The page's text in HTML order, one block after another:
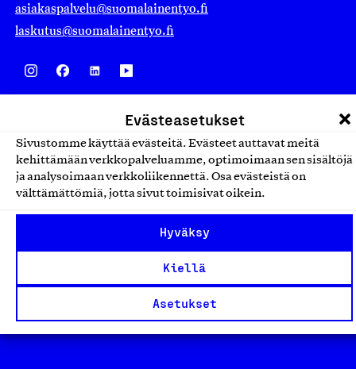
Evästeasetukset
Sivustomme käyttää evästeitä. Evästeet auttavat meitä
kehittämään verkkopalveluamme, optimoimaan sen sisältöjä
ja analysoimaan verkkoliikennettä. Osa evästeistä on
välttämättömiä, jotta sivut toimisivat oikein.
Hyväksy
Kiellä
Asetukset
asiakaspalvelu@suomalainentyo.fi
laskutus@suomalainentyo.fi
Design From Finland
Yhteiskunnallinen Yritys -merkki